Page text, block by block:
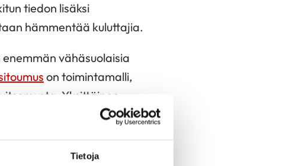
Tietoja
tiedon lisäksi
hämmentää kuluttajia.
vähäsuolaisia
on toimintamalli,
Yksittäinen
enemmän
ja hedelmiä kuuluu